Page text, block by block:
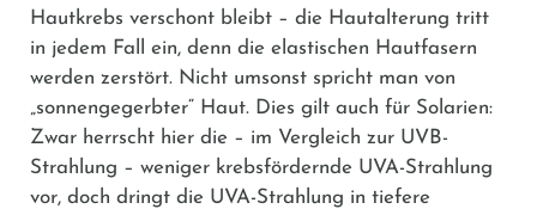
Hautkrebs verschont bleibt – die Hautalterung tritt
in jedem Fall ein, denn die elastischen Hautfasern
werden zerstört. Nicht umsonst spricht man von
„sonnengegerbter“ Haut. Dies gilt auch für Solarien:
Zwar herrscht hier die – im Vergleich zur UVB-
Strahlung – weniger krebsfördernde UVA-Strahlung
vor, doch dringt die UVA-Strahlung in tiefere